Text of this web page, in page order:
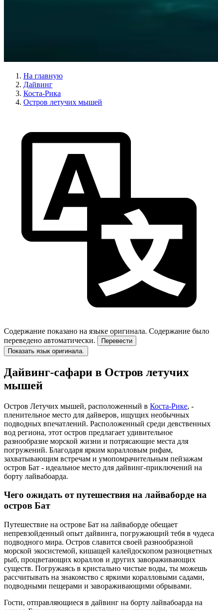
На главную
Дайвинг
Коста-Рика
Остров летучих мышей
Содержание показано на языке оригинала. Содержание было
переведено автоматически.
Перевести
Показать язык оригинала.
Дайвинг-сафари в Остров летучих
мышей
Остров Летучих мышей, расположенный в Коста-Рике, -
пленительное место для дайверов, ищущих необычных
подводных впечатлений. Расположенный среди девственных
вод региона, этот остров предлагает удивительное
разнообразие морской жизни и потрясающие места для
погружений. Благодаря ярким коралловым рифам,
захватывающим встречам и умопомрачительным пейзажам
остров Бат - идеальное место для дайвинг-приключений на
борту лайвабоарда.
Чего ожидать от путешествия на лайваборде на
остров Бат
Путешествие на острове Бат на лайваборде обещает
непревзойденный опыт дайвинга, погружающий тебя в чудеса
подводного мира. Остров славится своей разнообразной
морской экосистемой, кишащей калейдоскопом разноцветных
рыб, процветающих кораллов и других завораживающих
существ. Погружаясь в кристально чистые воды, ты можешь
рассчитывать на знакомство с яркими коралловыми садами,
подводными пещерами и завораживающими обрывами.
Гости, отправляющиеся в дайвинг на борту лайвабоарда на